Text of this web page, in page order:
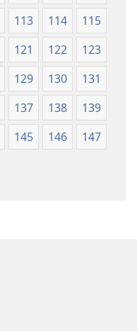
113 114
115
121 122
123
129 130
131
137 138
139
145 146
147